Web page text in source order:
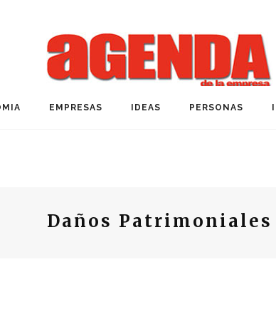
EMPRESAS IDEAS PERSONAS
Daños Patrimoniales